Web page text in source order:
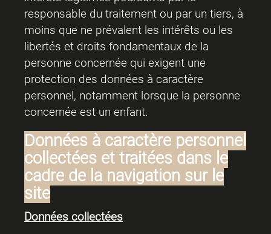
responsable du traitement ou par un tiers, à
moins que ne prévalent les intérêts ou les
libertés et droits fondamentaux de la
personne concernée qui exigent une
protection des données à caractère
personnel, notamment lorsque la personne
concernée est un enfant.
Données à caractère personnel
collectées et traitées dans le
cadre de la navigation sur le
site
Données collectées